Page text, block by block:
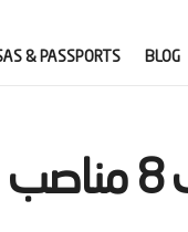
& PASSPORTS BLOG